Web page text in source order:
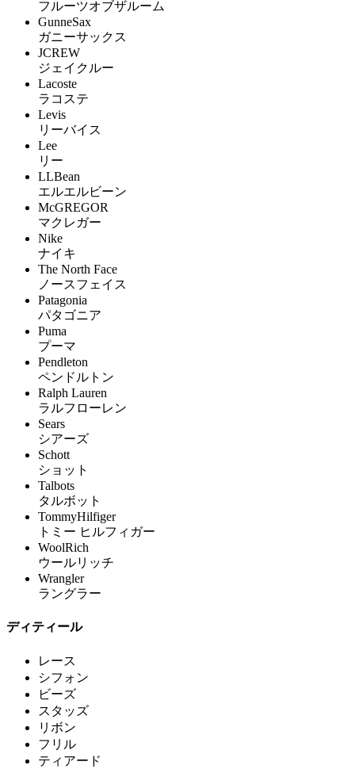
フルーツオブザルーム
GunneSax
ガニーサックス
JCREW
ジェイクルー
Lacoste
ラコステ
Levis
リーバイス
Lee
リー
LLBean
エルエルビーン
McGREGOR
マクレガー
Nike
ナイキ
The North Face
ノースフェイス
Patagonia
パタゴニア
Puma
プーマ
Pendleton
ペンドルトン
Ralph Lauren
ラルフローレン
Sears
シアーズ
Schott
ショット
Talbots
タルボット
TommyHilfiger
トミー ヒルフィガー
WoolRich
ウールリッチ
Wrangler
ラングラー
ディティール
レース
シフォン
ビーズ
スタッズ
リボン
フリル
ティアード